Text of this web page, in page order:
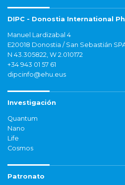
DIPC - Donostia International
Manuel Lardizabal 4
E20018 Donostia / San Sebastián
N 43.305822, W 2.010172
+34 943 01 57 61
dipcinfo@ehu.eus
Investigación
Quantum
Nano
Life
Cosmos
Patronato